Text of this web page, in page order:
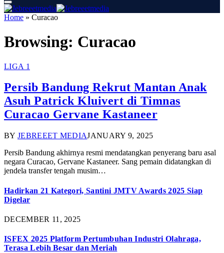
Home » Curacao
Browsing: Curacao
LIGA 1
Persib Bandung Rekrut Mantan Anak
Asuh Patrick Kluivert di Timnas
Curacao Gervane Kastaneer
BY JEBREEET MEDIAJANUARY 9, 2025
Persib Bandung akhirnya resmi mendatangkan penyerang baru asal
negara Curacao, Gervane Kastaneer. Sang pemain didatangkan di
jendela transfer tengah musim…
Hadirkan 21 Kategori, Santini JMTV Awards 2025 Siap
Digelar
DECEMBER 11, 2025
ISFEX 2025 Platform Pertumbuhan Industri Olahraga,
Terasa Lebih Besar dan Meriah